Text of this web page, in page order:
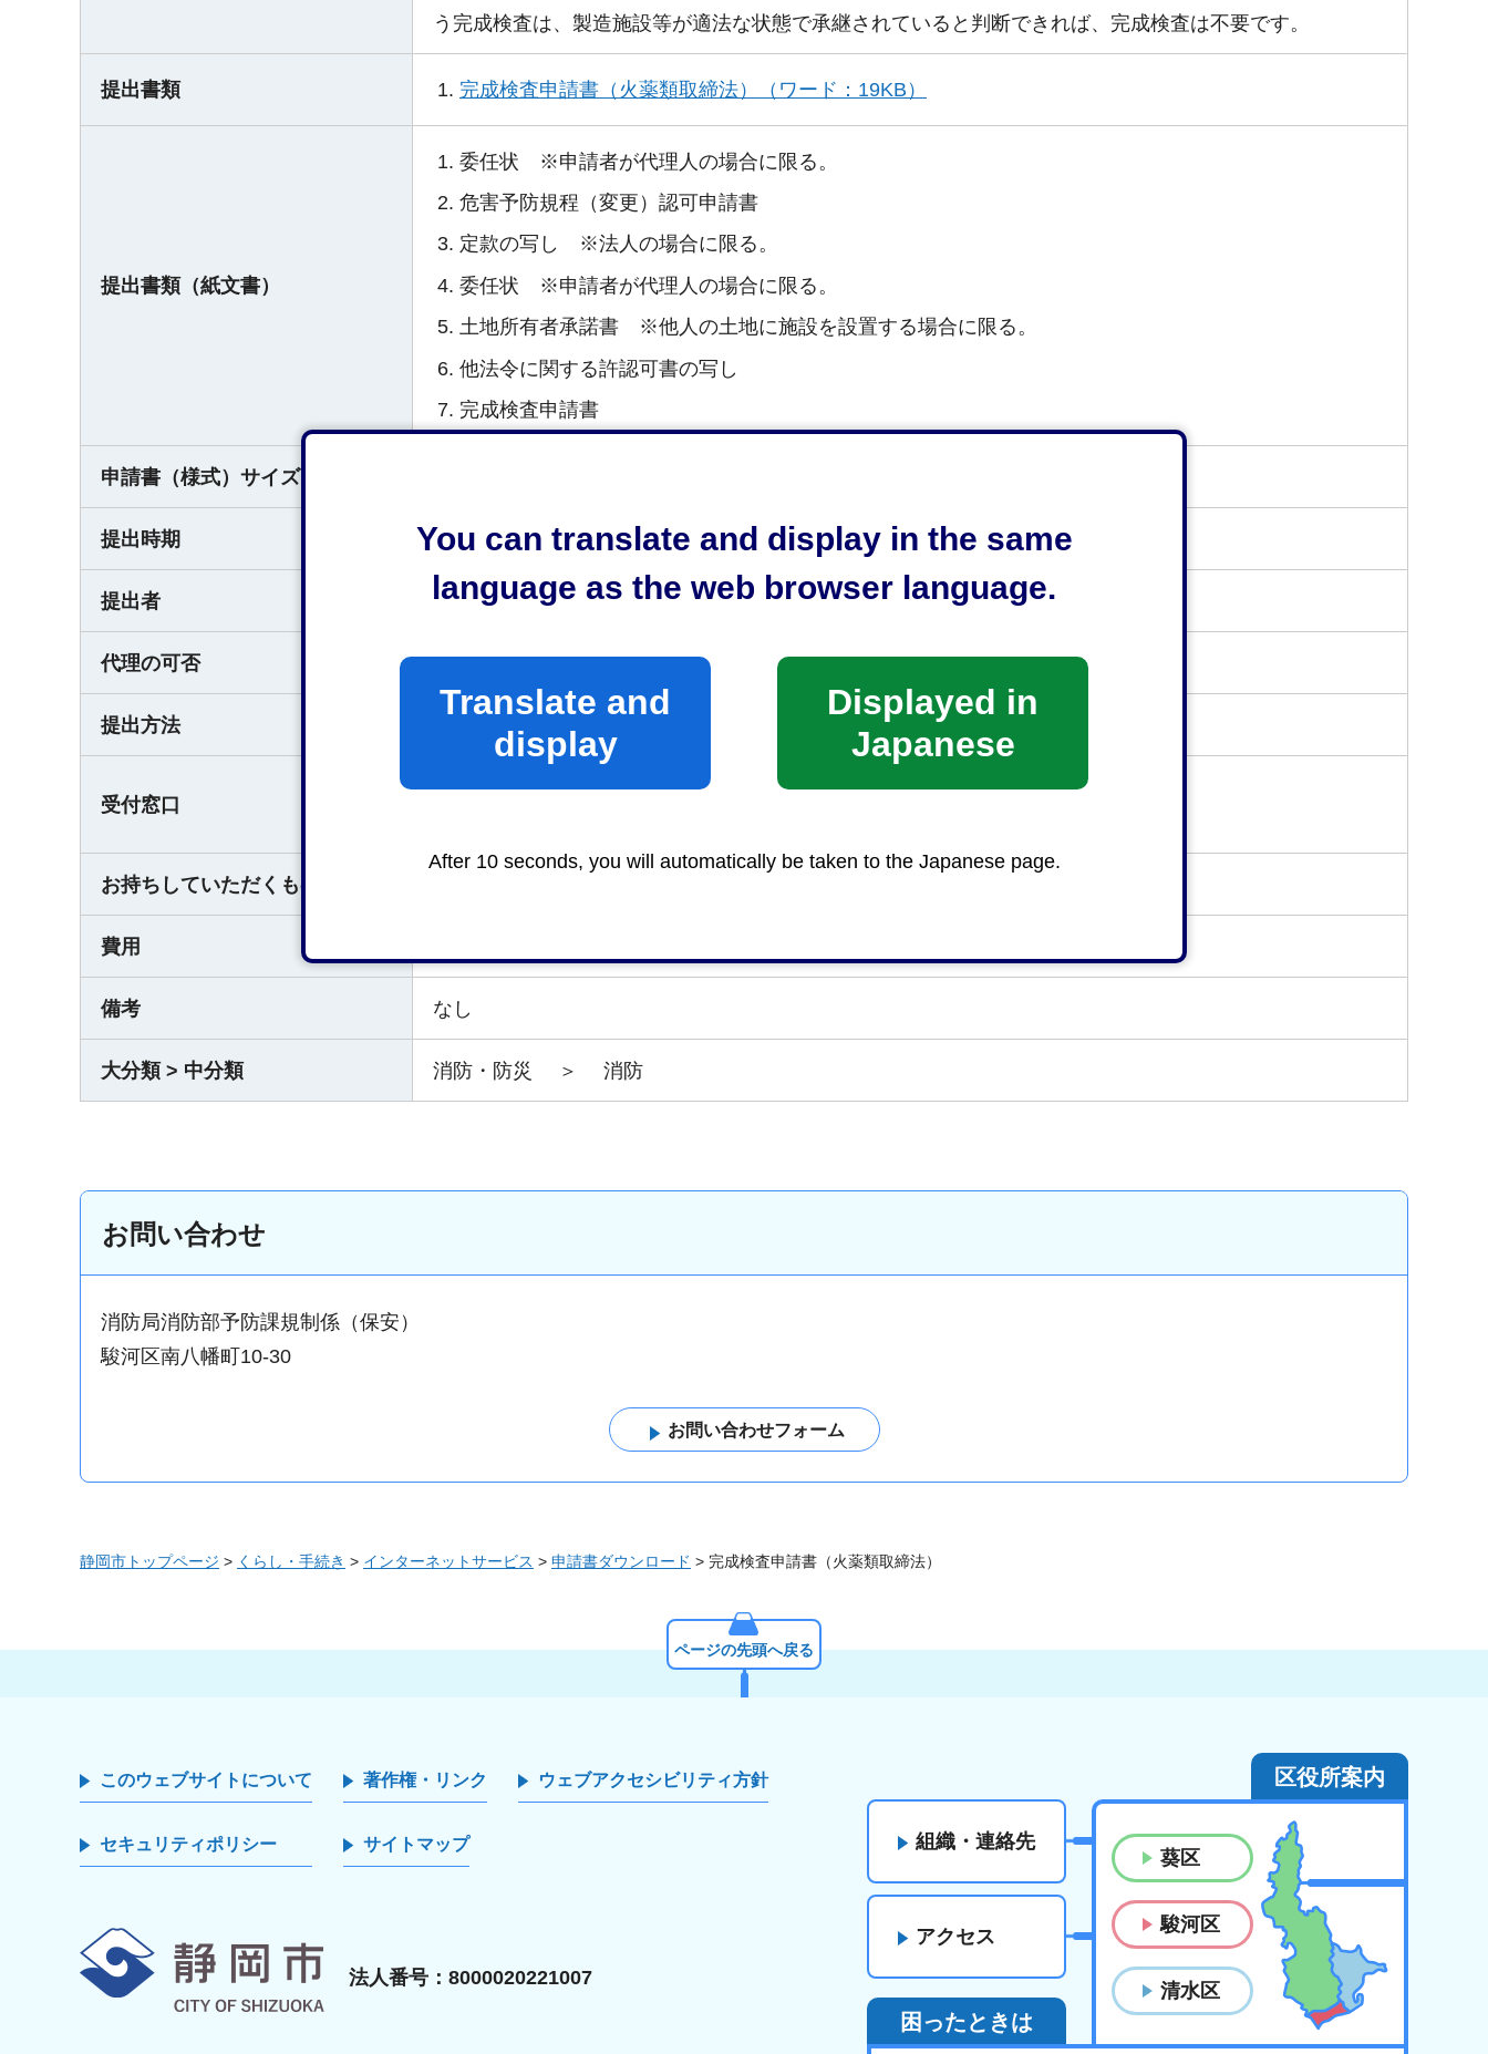
You can translate and display in the same
language as the web browser language.
Translate and
display
Displayed in
Japanese
After 10 seconds, you will automatically be taken to the Japanese page.
う完成検査は、製造施設等が適法な状態で承継されていると判断できれば、完成検査は不要です。
提出書類 完成検査申請書（火薬類取締法）（ワード：19KB）
提出書類（紙文書）
委任状 ※申請者が代理人の場合に限る。
危害予防規程（変更）認可申請書
定款の写し ※法人の場合に限る。
委任状 ※申請者が代理人の場合に限る。
土地所有者承諾書 ※他人の土地に施設を設置する場合に限る。
他法令に関する許認可書の写し
完成検査申請書
申請書（様式）サイズ
提出時期 いつでも（ただし、閉庁時は不可）
提出者 誰でも
代理の可否 可（委任状を持参した場合）
提出方法 直接窓口へ
受付窓口
静岡市消防局 予防課 保安係
お持ちしていただくもの
費用
備考 なし
大分類 > 中分類 消防・防災 ＞ 消防
お問い合わせ
消防局消防部予防課規制係（保安）
駿河区南八幡町10-30
静岡市トップページ > くらし・手続き > インターネットサービス > 申請書ダウンロード > 完成検査申請書（火薬類取締法）
ページの先頭へ戻る
このウェブサイトについて 著作権・リンク ウェブアクセシビリティ方針
セキュリティポリシー サイトマップ
法人番号：8000020221007
組織・連絡先
アクセス
区役所案内
葵区
駿河区
清水区
困ったときは